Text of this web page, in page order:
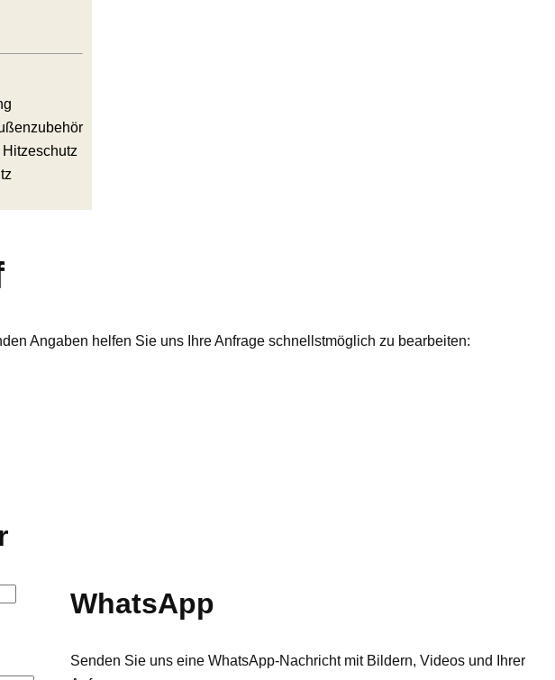
Angaben helfen Sie uns Ihre Anfrage schnellstmöglich zu bearbeiten:
WhatsApp
Senden Sie uns eine WhatsApp-Nachricht mit Bildern, Videos und Ihrer